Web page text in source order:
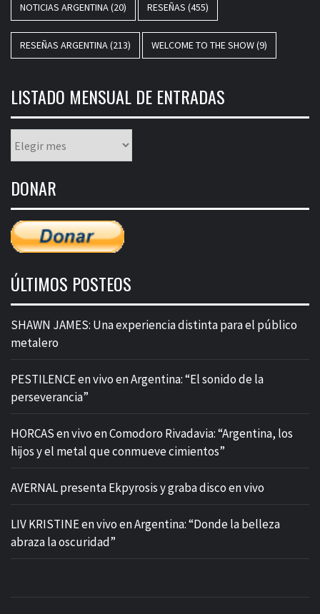
NOTICIAS ARGENTINA(20) RESEÑAS (455)
RESEÑAS ARGENTINA(213) WELCOME TO THE SHOW(9)
LISTADO MENSUAL DE ENTRADAS
mensual
entradas
DONAR
ÚLTIMOS POSTEOS
SHAWN JAMES: Una experiencia distinta para el público
metalero
PESTILENCE en vivo en Argentina: “El sonido de la
perseverancia”
HORCAS en vivo en Comodoro Rivadavia: “Argentina, los
hijos y el metal que conmueve cimientos”
AVERNAL presenta Ekpyrosis y graba disco en vivo
LIV KRISTINE en vivo en Argentina: “Donde la belleza
abraza la oscuridad”